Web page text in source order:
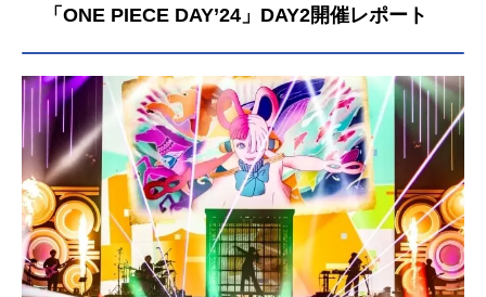
ィ：田中真弓スタッフ原作：尾田栄
成・脚本：岸本卓キャラクターデザ
イン・総作画監督：浅野恭司 本多
孝敏副監督：阿部英明クリーチャー
デザイン・イメージボード：梶野靖
弘プロップデザイン：田口愛梨アク
ションアニメーター：福田周平 今
泉健メインアニメーター：工藤大誠
美術監督：黒田友範美術設定：藤井
一志 永井一男船舶設定：みよん色
「ONE PIECE DAY’24」DAY2開催レポート